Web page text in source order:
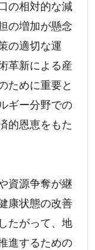
の相対的な減
の増加が懸念
の適切な運
革新による産
ために重要と
ギー分野での
的恩恵をもた
資源争奪が継
康状態の改善
たがって、地
進するための